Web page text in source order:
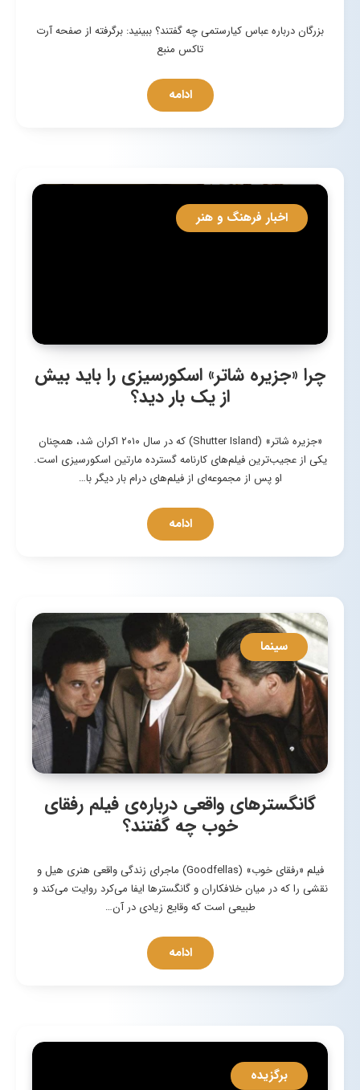
بزرگان درباره عباس کیارستمی چه گفتند؟ ببینید: برگرفته از صفحه آرت
تاکس منبع
ادامه
اخبار فرهنگ و هنر
چرا «جزیره شاتر» اسکورسیزی را باید بیش
از یک بار دید؟
«جزیره شاتر» (Shutter Island) که در سال ۲۰۱۰ اکران شد، همچنان
یکی از عجیب‌ترین فیلم‌های کارنامه گسترده مارتین اسکورسیزی است.
او پس از مجموعه‌ای از فیلم‌های درام بار دیگر با…
ادامه
سینما
گانگسترهای واقعی درباره‌ی فیلم رفقای
خوب چه گفتند؟
فیلم «رفقای خوب» (Goodfellas) ماجرای زندگی واقعی هنری هیل و
نقشی را که در میان خلافکاران و گانگسترها ایفا می‌کرد روایت می‌کند و
طبیعی است که وقایع زیادی در آن…
ادامه
برگزیده